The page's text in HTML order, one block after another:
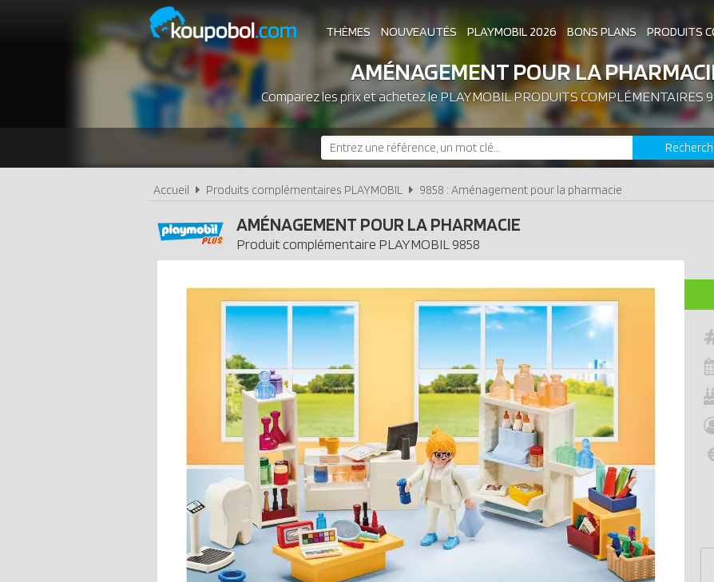
THÈMES NOUVEAUTÉS PLAYMOBIL 2026 BONS PLANS PRODUITS
ASSOCIATIONS DE FANS EXPOSITIONS
LES PLAYMOBIL LES PLUS CHERS
AMÉNAGEMENT POUR LA
Comparez les prix et achetez lePLAYMOBIL PRODUITS COMPLÉMENTAIRES
Accueil Produits complémentaires PLAYMOBIL 9858 : Aménagement pour la pharmacie
AMÉNAGEMENT POUR LA PHARMACIE
Produit complémentaire PLAYMOBIL 9858